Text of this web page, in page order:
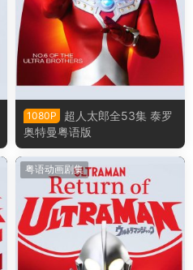
1080P
超人太郎全53集 泰罗
奥特曼粤语版
粤语动画剧集